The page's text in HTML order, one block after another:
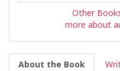
Other
more about
About the Book